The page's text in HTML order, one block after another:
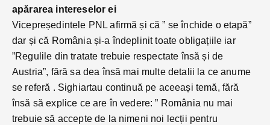
apărarea intereselor ei
Vicepreședintele PNL afirmă și că ” se închide o etapă”
dar și că România și-a îndeplinit toate obligațiile iar
”Regulile din tratate trebuie respectate însă și de
Austria”, fără sa dea însă mai multe detalii la ce anume
se referă . Sighiartau continuă pe aceeași temă, fără
însă să explice ce are în vedere: ” România nu mai
trebuie să accepte de la nimeni noi lecții pentru